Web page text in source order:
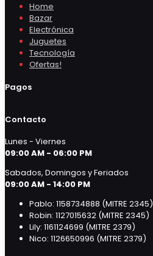
Home
Bazar
Electrónica
Juguetes
Tecnología
Ofertas!
Pagos
Contacto
Lunes - Viernes
09:00 AM - 06:00 PM
Sabados, Domingos y Feriados
09:00 AM - 14:00 PM
Pablo: 1158734888 (MITRE 2345)
Robin: 1127015632 (MITRE 2345)
Lily: 1161124699 (MITRE 2379)
Nico: 1126650996 (MITRE 2379)